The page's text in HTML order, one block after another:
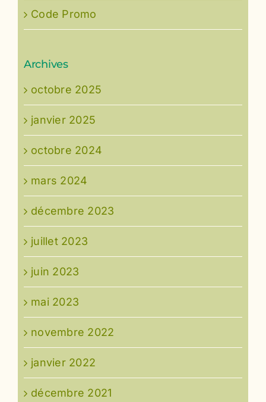
Code Promo
Archives
octobre 2025
janvier 2025
octobre 2024
mars 2024
décembre 2023
juillet 2023
juin 2023
mai 2023
novembre 2022
janvier 2022
décembre 2021